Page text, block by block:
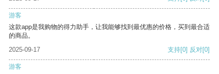
游客
这款app是我购物的得力助手，让我能够找到最优惠的价格，买到最合适
的商品。
2025-09-17
支持[0] 反对[0]
游客